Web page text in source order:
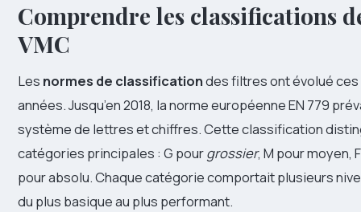
Comprendre les classifications
VMC
Les normes de classificationdes filtres ont évolué
années. Jusqu’en 2018, la norme européenne EN 779
système de lettres et chiffres. Cette classification
catégories principales : G pourgrossier, M pour moyen,
pour absolu. Chaque catégorie comportait plusieurs
du plus basique au plus performant.